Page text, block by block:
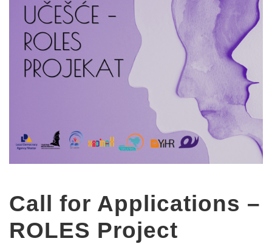
Call for Applications –
ROLES Project